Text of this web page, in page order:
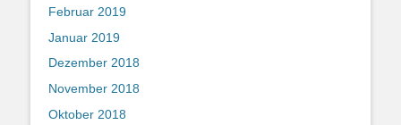
Februar 2019
Januar 2019
Dezember 2018
November 2018
Oktober 2018